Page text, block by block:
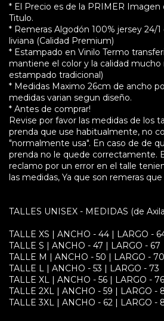
* El Precio es de la PRIMER Imagen
Titulo.
* Remeras Algodón 100% jersey 24/
liviana (Calidad Premium)
* Estampado en Vinilo Termo
mantiene el color y la calidad
estampado tradicional)
* Medidas Maximo 26cm de ancho
medidas varian segun diseño.
* Antes de comprar!
Revise por favor las medidas de los
prenda que use habitualmente, no
"normalmente usa". En caso de de
prenda no le quede correctamente.
reclamo por un error en el talle
las medidas, Ya que son remeras
TALLES UNISEX - MEDIDAS (de
TALLE XS | ANCHO - 44 | LARGO -
TALLE S | ANCHO - 47 | LARGO - 67
TALLE M | ANCHO - 50 | LARGO - 70
TALLE L | ANCHO - 53 | LARGO - 73
TALLE XL | ANCHO - 56 | LARGO - 76
TALLE 2XL | ANCHO - 59 | LARGO -
TALLE 3XL | ANCHO - 62 | LARGO -